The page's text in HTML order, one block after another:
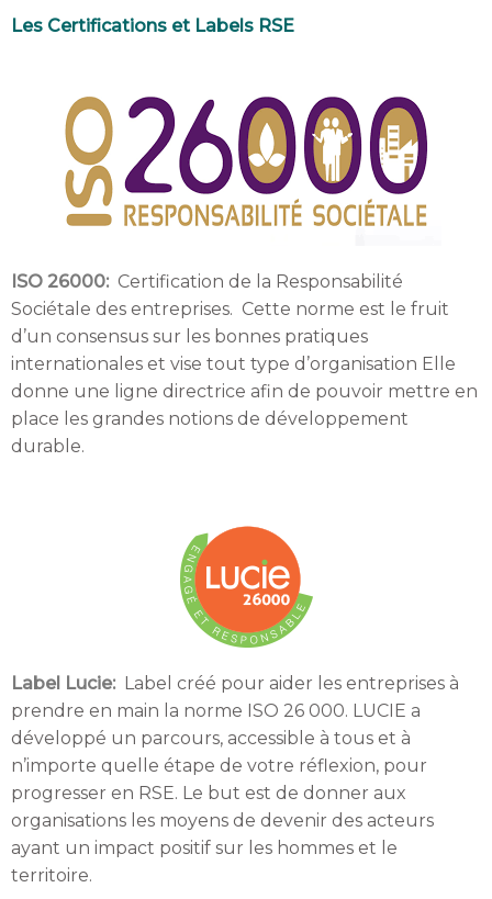
Les Certifications et Labels RSE
ISO 26000: Certification de la Responsabilité
Sociétale des entreprises. Cette norme est le fruit
d’un consensus sur les bonnes pratiques
internationales et vise tout type d’organisation Elle
donne une ligne directrice afin de pouvoir mettre en
place les grandes notions de développement
durable.
Label Lucie: Label créé pour aider les entreprises à
prendre en main la norme ISO 26 000. LUCIE a
développé un parcours, accessible à tous et à
n’importe quelle étape de votre réflexion, pour
progresser en RSE. Le but est de donner aux
organisations les moyens de devenir des acteurs
ayant un impact positif sur les hommes et le
territoire.